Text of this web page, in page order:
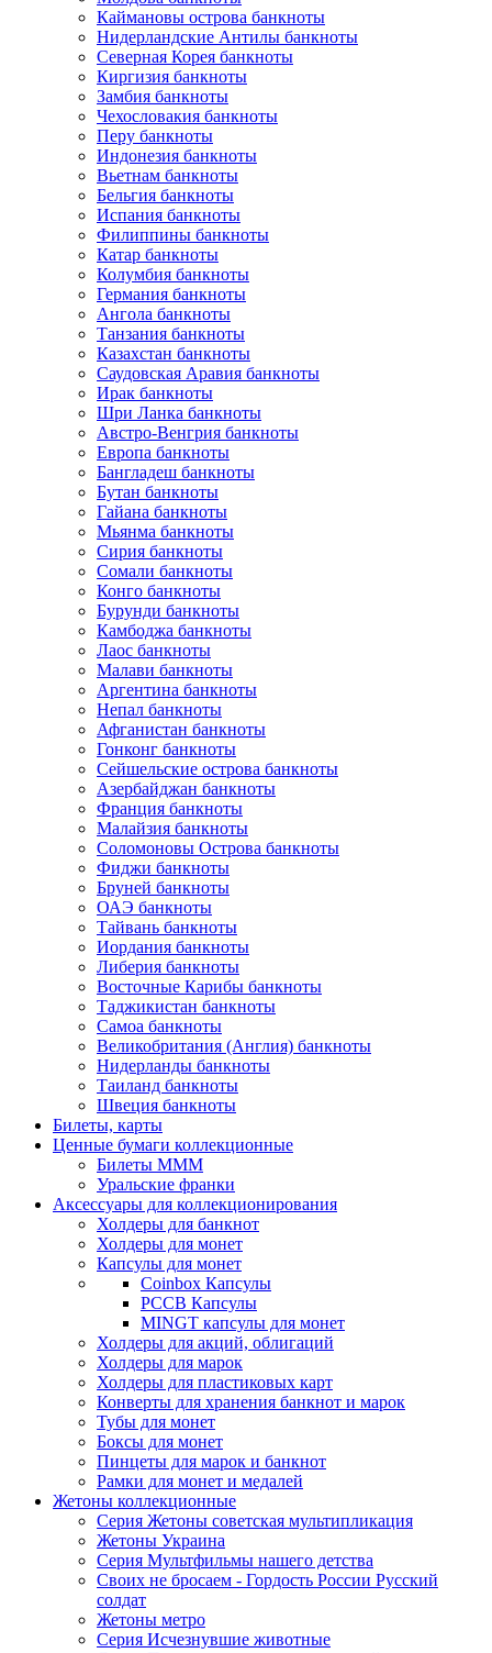
Каймановы острова банкноты
Нидерландские Антилы банкноты
Северная Корея банкноты
Киргизия банкноты
Замбия банкноты
Чехословакия банкноты
Перу банкноты
Индонезия банкноты
Вьетнам банкноты
Бельгия банкноты
Испания банкноты
Филиппины банкноты
Катар банкноты
Колумбия банкноты
Германия банкноты
Ангола банкноты
Танзания банкноты
Казахстан банкноты
Саудовская Аравия банкноты
Ирак банкноты
Шри Ланка банкноты
Австро-Венгрия банкноты
Европа банкноты
Бангладеш банкноты
Бутан банкноты
Гайана банкноты
Мьянма банкноты
Сирия банкноты
Сомали банкноты
Конго банкноты
Бурунди банкноты
Камбоджа банкноты
Лаос банкноты
Малави банкноты
Аргентина банкноты
Непал банкноты
Афганистан банкноты
Гонконг банкноты
Сейшельские острова банкноты
Азербайджан банкноты
Франция банкноты
Малайзия банкноты
Соломоновы Острова банкноты
Фиджи банкноты
Бруней банкноты
ОАЭ банкноты
Тайвань банкноты
Иордания банкноты
Либерия банкноты
Восточные Карибы банкноты
Таджикистан банкноты
Самоа банкноты
Великобритания (Англия) банкноты
Нидерланды банкноты
Таиланд банкноты
Швеция банкноты
Билеты, карты
Ценные бумаги коллекционные
Билеты МММ
Уральские франки
Аксессуары для коллекционирования
Холдеры для банкнот
Холдеры для монет
Капсулы для монет
Coinbox Капсулы
РССВ Капсулы
MINGT капсулы для монет
Холдеры для акций, облигаций
Холдеры для марок
Холдеры для пластиковых карт
Конверты для хранения банкнот и марок
Тубы для монет
Боксы для монет
Пинцеты для марок и банкнот
Рамки для монет и медалей
Жетоны коллекционные
Серия Жетоны советская мультипликация
Жетоны Украина
Серия Мультфильмы нашего детства
Своих не бросаем - Гордость России Русский
солдат
Жетоны метро
Серия Исчезнувшие животные